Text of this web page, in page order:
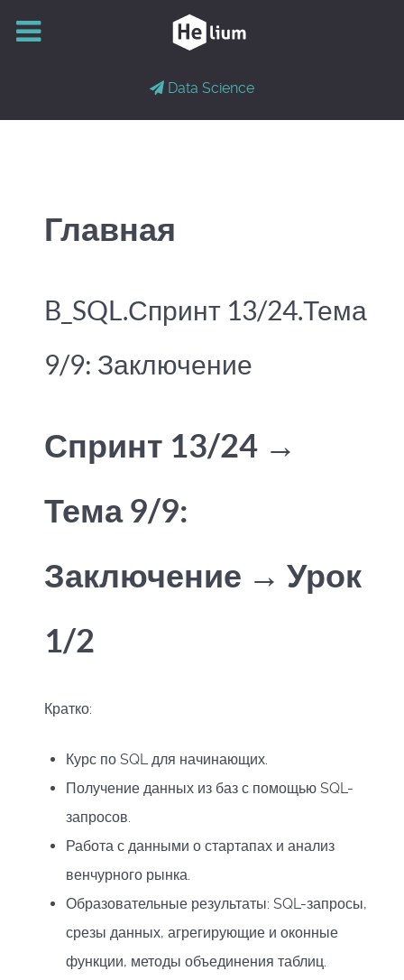
Data Science
Главная
B_SQL.Спринт 13/24.Тема
9/9: Заключение
Спринт 13/24 →
Тема 9/9:
Заключение → Урок
1/2
Кратко:
Курс по SQL для начинающих.
Получение данных из баз с помощью SQL-
запросов.
Работа с данными о стартапах и анализ
венчурного рынка.
Образовательные результаты: SQL-запросы,
срезы данных, агрегирующие и оконные
функции, методы объединения таблиц.